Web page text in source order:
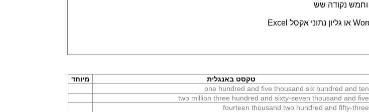
טקסט באנגלית
מיוחד
one hundred and five thousand six hundred and ten
two million three hundred and sixty-seven thousand and five
fourteen thousand two hundred and fifty-three